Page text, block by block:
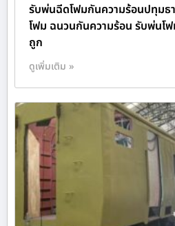
รับพ่นฉีดโฟมกันความร้อนปทุม
โฟม ฉนวนกันความร้อน รับพ่นโฟ
ถูก
ดูเพิ่มเติม »